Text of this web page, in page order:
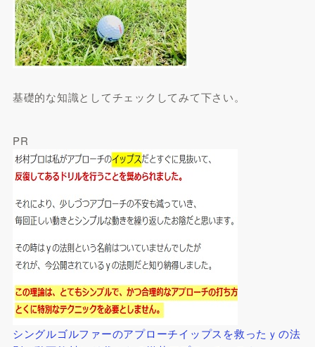
基礎的な知識としてチェックしてみて下さい。
PR
シングルゴルファーのアプローチイップスを救ったｙの法